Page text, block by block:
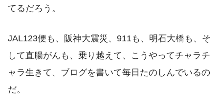
てるだろう。
JAL123便も、阪神大震災、911も、明石大橋も、そ
して直腸がんも、乗り越えて、こうやってチャラチ
ャラ生きて、ブログを書いて毎日たのしんでいるの
だ。